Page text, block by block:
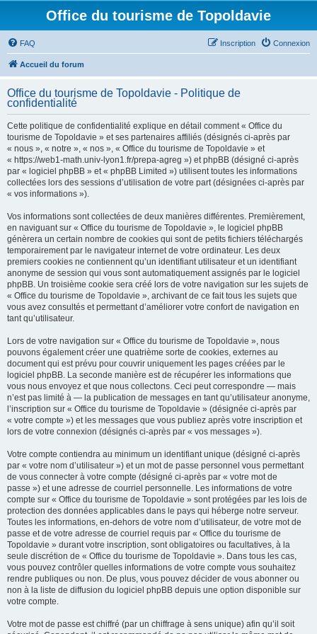
Office du tourisme de Topoldavie
FAQ Connexion
Inscription
Accueil du forum
Office du tourisme de Topoldavie - Politique de
confidentialité
Cette politique de confidentialité explique en détail comment « Office du
tourisme de Topoldavie » et ses partenaires affiliés (désignés ci-après par
« nous », « notre », « nos », « Office du tourisme de Topoldavie » et
« https://web1-math.univ-lyon1.fr/prepa-agreg ») et phpBB (désigné ci-après
par « logiciel phpBB » et « phpBB Limited ») utilisent toutes les informations
collectées lors des sessions d’utilisation de votre part (désignées ci-après par
« vos informations »).
Vos informations sont collectées de deux manières différentes. Premièrement,
en naviguant sur « Office du tourisme de Topoldavie », le logiciel phpBB
génèrera un certain nombre de cookies qui sont de petits fichiers téléchargés
temporairement par le navigateur internet de votre ordinateur. Les deux
premiers cookies ne contiennent qu’un identifiant utilisateur et un identifiant
anonyme de session qui vous sont automatiquement assignés par le logiciel
phpBB. Un troisième cookie sera créé lors de votre navigation sur les sujets de
« Office du tourisme de Topoldavie », archivant de ce fait tous les sujets que
vous avez consultés et permettant d’améliorer votre confort de navigation en
tant qu’utilisateur.
Lors de votre navigation sur « Office du tourisme de Topoldavie », nous
pouvons également créer une quatrième sorte de cookies, externes au
document qui est prévu pour couvrir uniquement les pages créées par le
logiciel phpBB. La seconde manière est de récupérer les informations que
vous nous envoyez et que nous collectons. Ceci peut correspondre — mais
n’est pas limité à — la publication de messages en tant qu’utilisateur anonyme,
l’inscription sur « Office du tourisme de Topoldavie » (désignée ci-après par
« votre compte ») et les messages que vous publiez après votre inscription et
lors de votre connexion (désignés ci-après par « vos messages »).
Votre compte contiendra au minimum un identifiant unique (désigné ci-après
par « votre nom d’utilisateur ») et un mot de passe personnel vous permettant
de vous connecter à votre compte (désigné ci-après par « votre mot de
passe ») et une adresse de courriel personnelle. Les informations de votre
compte sur « Office du tourisme de Topoldavie » sont protégées par les lois de
protection des données applicables dans le pays qui héberge notre serveur.
Toutes les informations, en-dehors de votre nom d’utilisateur, de votre mot de
passe et de votre adresse de courriel requis par « Office du tourisme de
Topoldavie » durant votre inscription, sont obligatoires ou facultatives, à la
seule discrétion de « Office du tourisme de Topoldavie ». Dans tous les cas,
vous pouvez contrôler quelles informations de votre compte vous souhaitez
rendre publiques ou non. De plus, vous pouvez décider de vous abonner ou
non à la liste de diffusion du logiciel phpBB depuis une option disponible sur
votre compte.
Votre mot de passe est chiffré (par un chiffrage à sens unique) afin qu’il soit